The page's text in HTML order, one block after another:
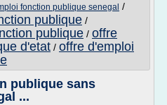
fonction publique senegal /
publique /
publique / offre
d'etat / offre d'emploi
publique sans
...